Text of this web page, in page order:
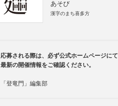
あそび
漢字のまち喜多方
応募される際は、必ず公式ホームページにて
最新の開催情報をご確認ください。
「登竜門」編集部